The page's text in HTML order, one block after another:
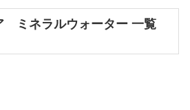
ミネラルウォーター 一覧